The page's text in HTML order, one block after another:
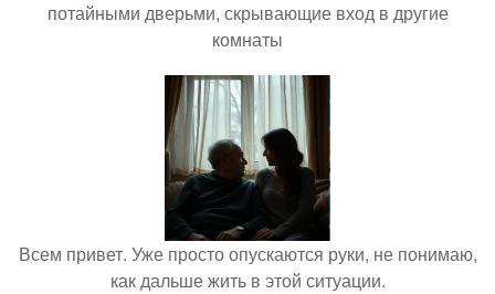
потайными дверьми, скрывающие вход в другие
комнаты
Всем привет. Уже просто опускаются руки, не понимаю,
как дальше жить в этой ситуации.